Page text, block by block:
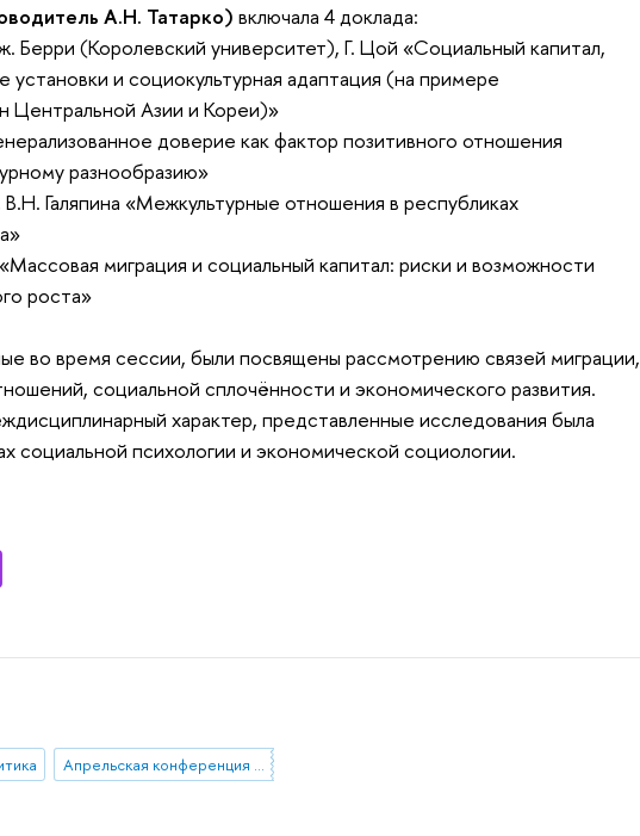
А.Н. Татарко) включала 4 доклада:
Берри (Королевский университет), Г. Цой «Социальный капитал,
установки и социокультурная адаптация (на примере
Центральной Азии и Кореи)»
доверие как фактор позитивного отношения
разнообразию»
Галяпина «Межкультурные отношения в республиках
миграция и социальный капитал: риски и возможности
роста»
во время сессии, были посвящены рассмотрению связей миграции,
социальной сплочённости и экономического развития.
характер, представленные исследования была
социальной психологии и экономической социологии.
Апрельская конференция 2019